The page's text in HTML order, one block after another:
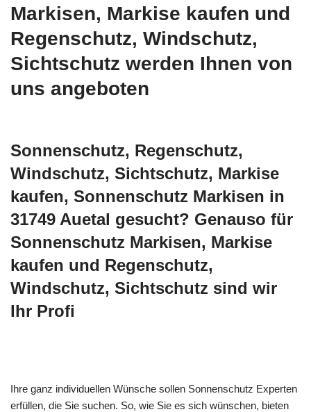
Markisen, Markise kaufen und
Regenschutz, Windschutz,
Sichtschutz werden Ihnen von
uns angeboten
Sonnenschutz, Regenschutz,
Windschutz, Sichtschutz, Markise
kaufen, Sonnenschutz Markisen in
31749 Auetal gesucht? Genauso für
Sonnenschutz Markisen, Markise
kaufen und Regenschutz,
Windschutz, Sichtschutz sind wir
Ihr Profi
Ihre ganz individuellen Wünsche sollen Sonnenschutz Experten
erfüllen, die Sie suchen. So, wie Sie es sich wünschen, bieten